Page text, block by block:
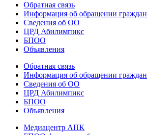
Обратная связь
Информация об обращении граждан
Сведения об ОО
ЦРД Абилимпикс
БПОО
Объявления
Обратная связь
Информация об обращении граждан
Сведения об ОО
ЦРД Абилимпикс
БПОО
Объявления
Медиацентр АПК